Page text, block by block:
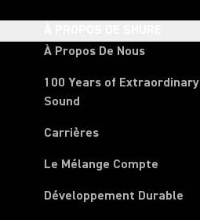
À Propos De Nous
100 Years of Extraordinary
Sound
Carrières
Le Mélange Compte
Développement Durable